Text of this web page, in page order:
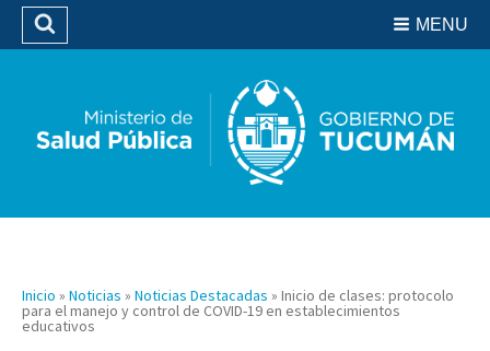
Biblioteca
MENU
Buscar
Inicio » Noticias » Noticias Destacadas » Inicio de clases: protocolo
para el manejo y control de COVID-19 en establecimientos
educativos